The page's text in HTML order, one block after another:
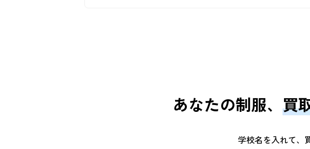
あなたの制服、 買
学校名を入れて、